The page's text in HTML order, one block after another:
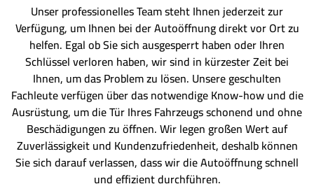
Unser professionelles Team steht Ihnen jederzeit zur
Verfügung, um Ihnen bei der Autoöffnung direkt vor Ort zu
helfen. Egal ob Sie sich ausgesperrt haben oder Ihren
Schlüssel verloren haben, wir sind in kürzester Zeit bei
Ihnen, um das Problem zu lösen. Unsere geschulten
Fachleute verfügen über das notwendige Know-how und die
Ausrüstung, um die Tür Ihres Fahrzeugs schonend und ohne
Beschädigungen zu öffnen. Wir legen großen Wert auf
Zuverlässigkeit und Kundenzufriedenheit, deshalb können
Sie sich darauf verlassen, dass wir die Autoöffnung schnell
und effizient durchführen.